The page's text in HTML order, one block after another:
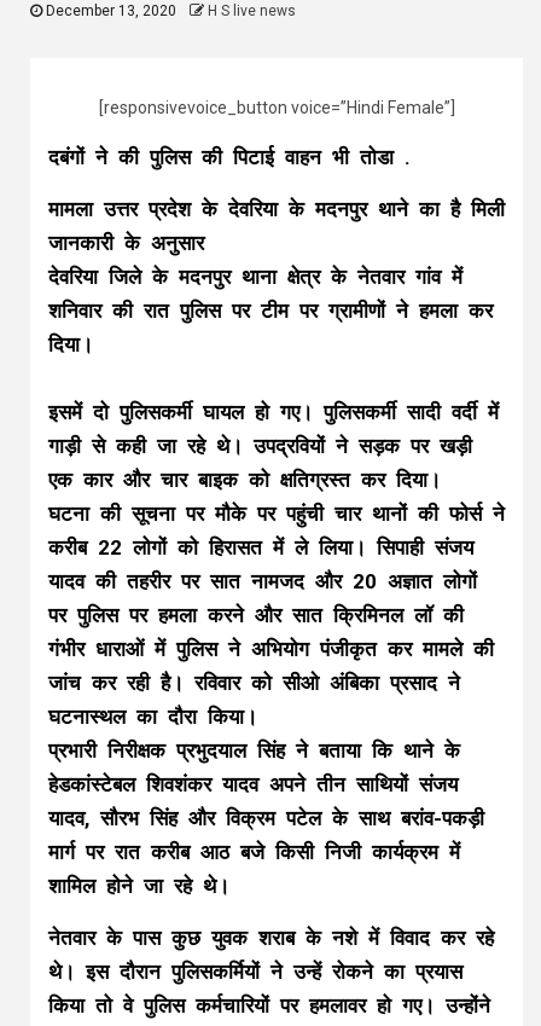
December 13, 2020 H S live news
[responsivevoice_button voice=”Hindi Female”]
दबंगों ने की पुलिस की पिटाई वाहन भी तोडा .
मामला उत्तर प्रदेश के देवरिया के मदनपुर थाने का है मिली
जानकारी के अनुसार
देवरिया जिले के मदनपुर थाना क्षेत्र के नेतवार गांव में
शनिवार की रात पुलिस पर टीम पर ग्रामीणों ने हमला कर
दिया।
इसमें दो पुलिसकर्मी घायल हो गए। पुलिसकर्मी सादी वर्दी में
गाड़ी से कही जा रहे थे। उपद्रवियों ने सड़क पर खड़ी
एक कार और चार बाइक को क्षतिग्रस्त कर दिया।
घटना की सूचना पर मौके पर पहुंची चार थानों की फोर्स ने
करीब 22 लोगों को हिरासत में ले लिया। सिपाही संजय
यादव की तहरीर पर सात नामजद और 20 अज्ञात लोगों
पर पुलिस पर हमला करने और सात क्रिमिनल लॉ की
गंभीर धाराओं में पुलिस ने अभियोग पंजीकृत कर मामले की
जांच कर रही है। रविवार को सीओ अंबिका प्रसाद ने
घटनास्थल का दौरा किया।
प्रभारी निरीक्षक प्रभुदयाल सिंह ने बताया कि थाने के
हेडकांस्टेबल शिवशंकर यादव अपने तीन साथियों संजय
यादव, सौरभ सिंह और विक्रम पटेल के साथ बरांव-पकड़ी
मार्ग पर रात करीब आठ बजे किसी निजी कार्यक्रम में
शामिल होने जा रहे थे।
नेतवार के पास कुछ युवक शराब के नशे में विवाद कर रहे
थे। इस दौरान पुलिसकर्मियों ने उन्हें रोकने का प्रयास
किया तो वे पुलिस कर्मचारियों पर हमलावर हो गए। उन्होंने